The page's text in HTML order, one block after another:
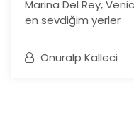
Marina Del Rey,
en sevdiğim yerler
Onuralp Kalleci